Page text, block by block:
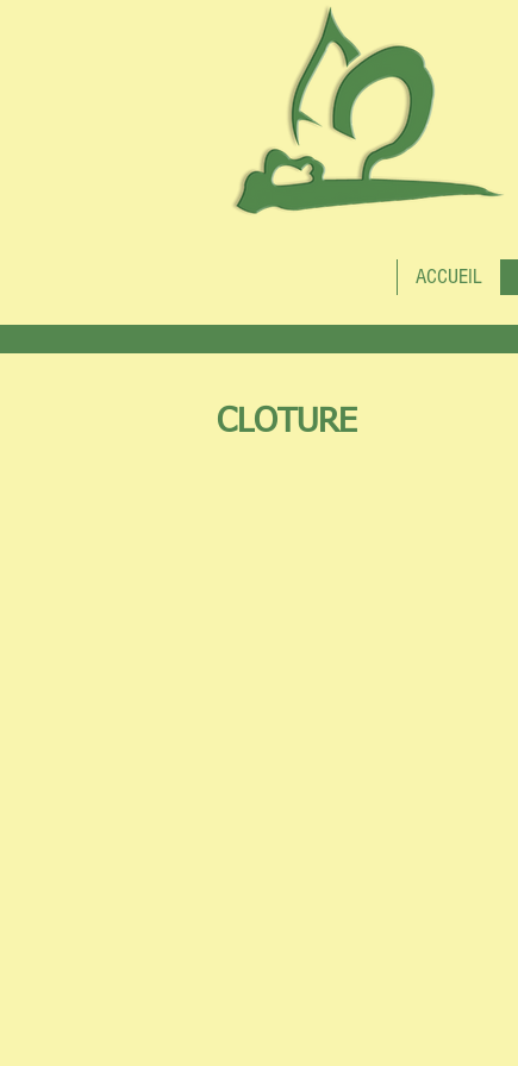
ACCUEIL
CLOTURE